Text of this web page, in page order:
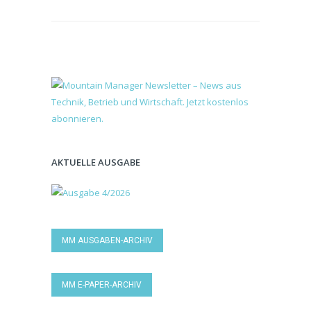
AKTUELLE AUSGABE
MM AUSGABEN-ARCHIV
MM E-PAPER-ARCHIV